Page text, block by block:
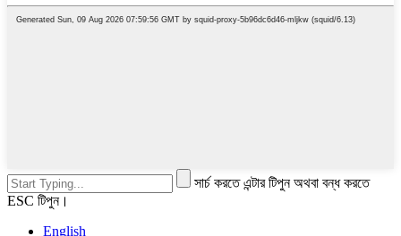
সার্চ করতে এন্টার টিপুন অথবা বন্ধ করতে
ESC টিপুন।
English